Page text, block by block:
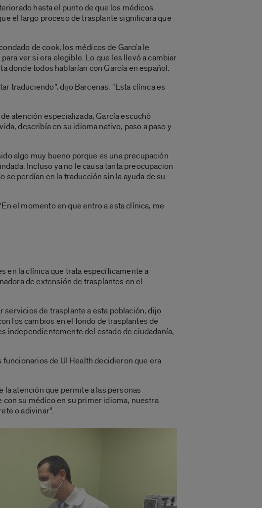
hasta el punto de que los médicos
el largo proceso de trasplante significara que
de cook, los médicos de García le
ver si era elegible. Lo que les llevó a cambiar
donde todos hablarían con García en español.
traduciendo”, dijo Barcenas. “Esta clínica es
atención especializada, García escuchó
describía en su idioma nativo, paso a paso y
algo muy bueno porque es una precupación
Incluso ya no le causa tanta preocupacion
perdían en la traducción sin la ayuda de su
el momento en que entro a esta clínica, me
en la clínica que trata específicamente a
de extensión de trasplantes en el
servicios de trasplante a esta población, dijo
los cambios en el fondo de trasplantes de
independientemente del estado de ciudadanía,
de UI Health decidieron que era
la atención que permite a las personas
con su médico en su primer idioma, nuestra
o adivinar”.